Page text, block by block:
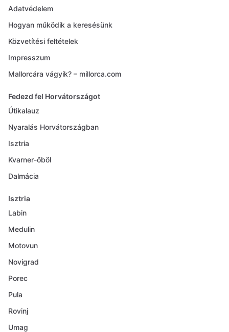
Adatvédelem
Hogyan működik a keresésünk
Közvetítési feltételek
Impresszum
Mallorcára vágyik? – millorca.com
Fedezd fel Horvátországot
Útikalauz
Nyaralás Horvátországban
Isztria
Kvarner-öböl
Dalmácia
Isztria
Labin
Medulin
Motovun
Novigrad
Porec
Pula
Rovinj
Umag